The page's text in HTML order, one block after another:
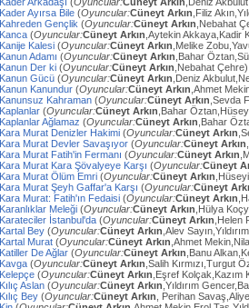
Kader Ayırsa Bile (Oyuncular:Cüneyt Arkın ,Filiz
Kahreden Gençlik (Oyuncular:Cüneyt Arkın ,Nebahat
Kanca (Oyuncular:Cüneyt Arkın ,Aytekin Akkaya,Kadir
Kanije Kalesi (Oyuncular:Cüneyt Arkın ,Melike
Kanun Adamı (Oyuncular:Cüneyt Arkın ,Bahar
Kanun Der ki (Oyuncular:Cüneyt Arkın ,Nebahat Çehre)
Kanun Gücü (Oyuncular:Cüneyt Arkın ,Deniz
Kanun Kanundur (Oyuncular:Cüneyt Arkın ,Ahmet
Kanunsuz Kahraman (Oyuncular:Cüneyt Arkın ,Sevda
Kaplanlar (Oyuncular:Cüneyt Arkın ,Bahar
Kaplanlar Ağlamaz (Oyuncular:Cüneyt Arkın ,Bahar
Kara Murat Denizler Hakimi (Oyuncular:Cüneyt Arkın
Kara Murat Devler Savaşıyor (Oyuncular:Cüneyt Arkın
Kara Murat Fatih'in Fermanı (Oyuncular:Cüneyt Arkın
Kara Murat Kara Şövalyeye Karşı (Oyuncular:Cüneyt
Kara Murat Ölüm Emri (Oyuncular:Cüneyt Arkın
Kara Murat Şeyh Gaffar'a Karşı (Oyuncular:Cüneyt
Kara Murat: Fatih'ın Fedaisi (Oyuncular:Cüneyt Arkın
Karanlıklar Meleği (Oyuncular:Cüneyt Arkın ,Hülya
Karateciler İstanbul'da (Oyuncular:Cüneyt Arkın ,Helen
Kartal Bey (Oyuncular:Cüneyt Arkın ,Alev
Kartal Murat (Oyuncular:Cüneyt Arkın ,Ahmet
Katiller De Ağlar (Oyuncular:Cüneyt Arkın ,Banu
Kavga (Oyuncular:Cüneyt Arkın ,Salih Kırmızı,Turgut
Kelepçe (Oyuncular:Cüneyt Arkın ,Eşref
Kılıç Aslan (Oyuncular:Cüneyt Arkın ,Yıldırım
Kılıç Bey (Oyuncular:Cüneyt Arkın , Perihan